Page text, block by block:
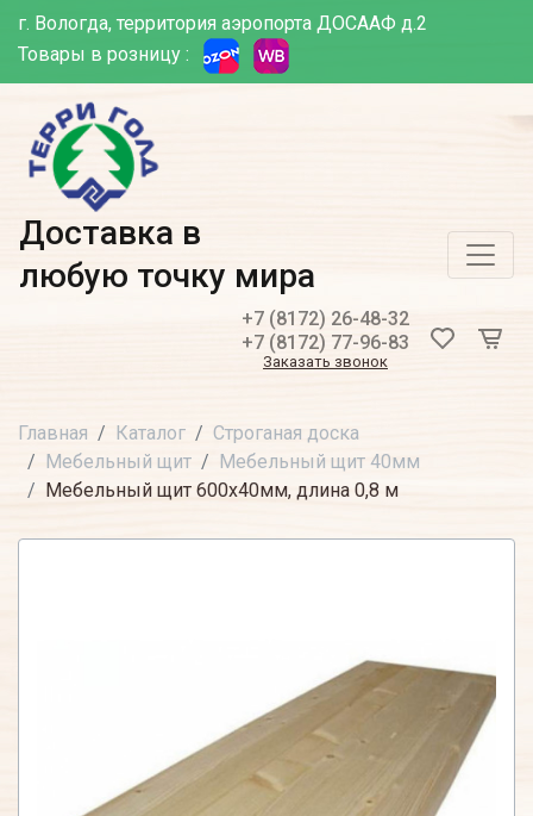
г. Вологда, территория аэропорта ДОСААФ д.2
Товары в розницу :
Доставка в
любую точку мира
+7 (8172) 26-48-32
+7 (8172) 77-96-83
Заказать звонок
Главная Каталог
Строганая доска
Мебельный щит
Мебельный щит 40мм
Мебельный щит 600х40мм, длина 0,8 м